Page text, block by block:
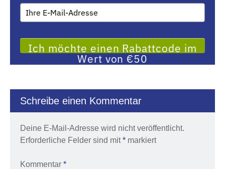
Ich möchte einen Rabattcode im
Wert von €50
Schreibe einen Kommentar
Deine E-Mail-Adresse wird nicht veröffentlicht.
Erforderliche Felder sind mit* markiert
Kommentar *